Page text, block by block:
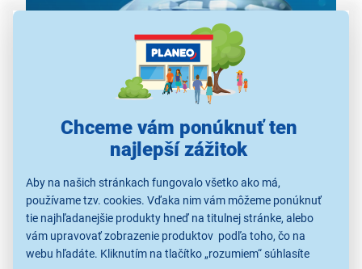
Chceme vám ponúknuť ten
najlepší zážitok
Aby na našich stránkach fungovalo všetko ako má,
používame tzv. cookies. Vďaka nim vám môžeme ponúknuť
tie najhľadanejšie produkty hneď na titulnej stránke, alebo
vám upravovať zobrazenie produktov podľa toho, čo na
webu hľadáte. Kliknutím na tlačítko „rozumiem“ súhlasíte
Precízna starostlivosť
Hlavica Premium Plaque Defense sa vďakamäkkým